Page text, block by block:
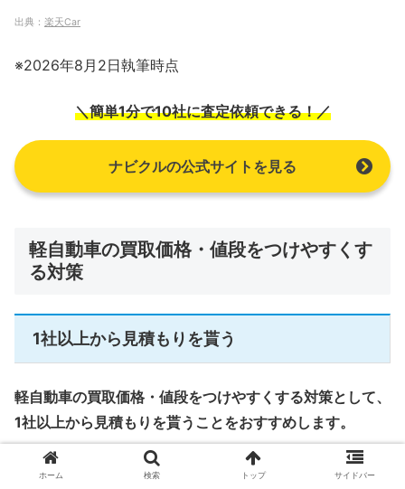
出典： 楽天Car
※2026年8月2日執筆時点
＼簡単1分で10社に査定依頼できる！／
ナビクルの公式サイトを見る
軽自動車の買取価格・値段をつけやすくす
る対策
1社以上から見積もりを貰う
軽自動車の買取価格・値段をつけやすくする対策として、
1社以上から見積もりを貰うことをおすすめします。
車買取業者の中でも、軽自動車の買取を得意とする業者
ホーム 検索 トップ サイドバー